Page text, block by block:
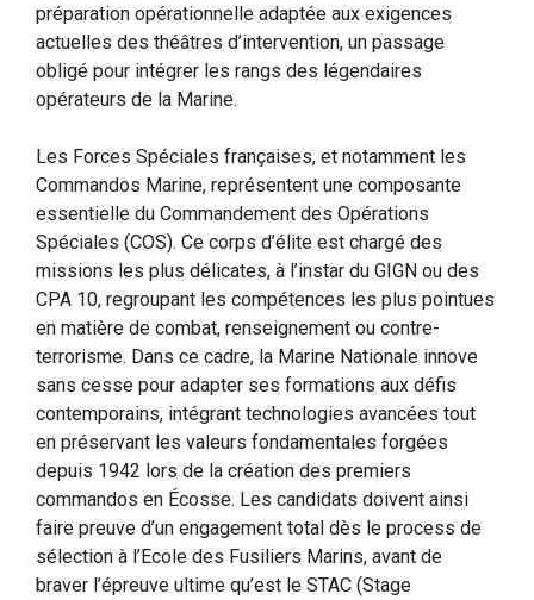
préparation opérationnelle adaptée aux exigences
actuelles des théâtres d’intervention, un passage
obligé pour intégrer les rangs des légendaires
opérateurs de la Marine.
Les Forces Spéciales françaises, et notamment les
Commandos Marine, représentent une composante
essentielle du Commandement des Opérations
Spéciales (COS). Ce corps d’élite est chargé des
missions les plus délicates, à l’instar du GIGN ou des
CPA 10, regroupant les compétences les plus pointues
en matière de combat, renseignement ou contre-
terrorisme. Dans ce cadre, la Marine Nationale innove
sans cesse pour adapter ses formations aux défis
contemporains, intégrant technologies avancées tout
en préservant les valeurs fondamentales forgées
depuis 1942 lors de la création des premiers
commandos en Écosse. Les candidats doivent ainsi
faire preuve d’un engagement total dès le process de
sélection à l’Ecole des Fusiliers Marins, avant de
braver l’épreuve ultime qu’est le STAC (Stage